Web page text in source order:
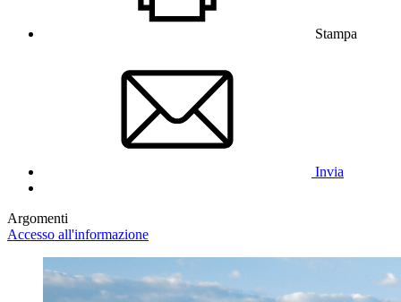
Stampa
Invia
Argomenti
Accesso all'informazione